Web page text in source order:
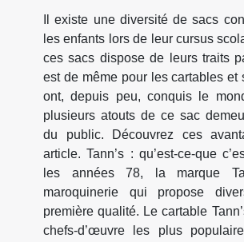
Il existe une diversité de sacs
les enfants lors de leur cursus
ces sacs dispose de leurs traits
est de même pour les cartables et
ont, depuis peu, conquis le
plusieurs atouts de ce sac
du public. Découvrez ces
article. Tann’s : qu’est-ce-que
les années 78, la marque
maroquinerie qui propose
première qualité. Le cartable
chefs-d’œuvre les plus